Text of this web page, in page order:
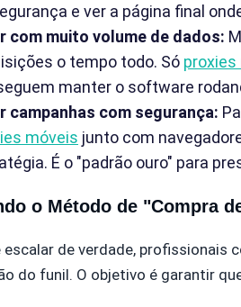
e ver a página final
com muito volume de dados:
o tempo todo. Só
manter o software
campanhas com segurança:
móveis junto com
É o "padrão ouro" para
o Método de "Compra
escalar de verdade, profissionais
do funil. O objetivo é garantir